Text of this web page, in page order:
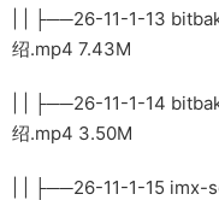
| | ├──26-11-1-13
绍.mp4 7.43M
| | ├──26-11-1-14
绍.mp4 3.50M
| | ├──26-11-1-15 imx-